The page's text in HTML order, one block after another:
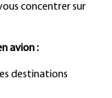
concentrer sur
avion :
destinations